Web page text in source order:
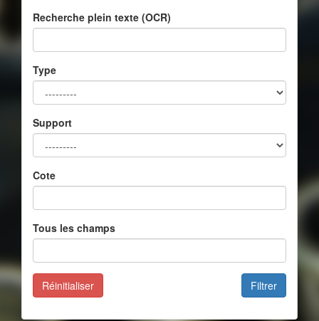
Recherche plein texte (OCR)
Type
Support
Cote
Tous les champs
Filtrer
Réinitialiser